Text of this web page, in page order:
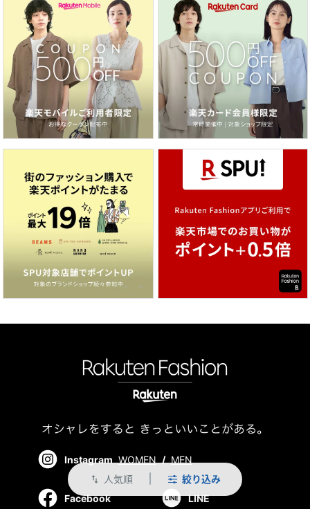
swap_vert 人気順 絞り込み
Instagram WOMEN / MEN
Facebook LINE